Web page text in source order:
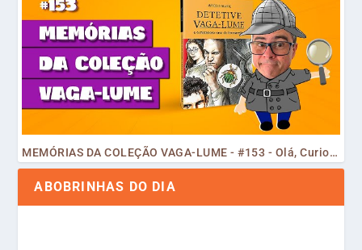
MEMÓRIAS DA COLEÇÃO VAGA-LUME - #153 - Olá, Curiosos! 2023
ABOBRINHAS DO DIA